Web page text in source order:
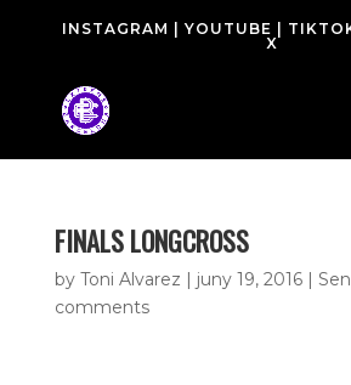
INSTAGRAM YOUTUBE
X
FINALS LONGCROSS
by Toni Alvarez | juny 19, 2016|
comments